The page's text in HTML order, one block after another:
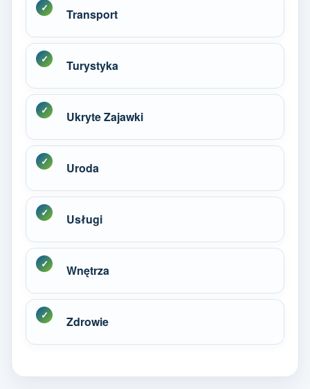
Transport
Turystyka
Ukryte Zajawki
Uroda
Usługi
Wnętrza
Zdrowie